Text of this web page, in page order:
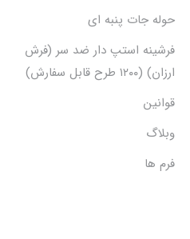
حوله جات پنبه ای
فرشینه استپ دار ضد سر (فرش
ارزان) (۱۲۰۰ طرح قابل سفارش)
قوانین
وبلاگ
فرم ها